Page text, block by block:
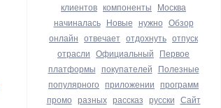
клиентов компоненты Москва
начиналась Новые нужно Обзор
онлайн отвечает отдохнуть отпуск
отрасли Официальный Первое
платформы покупателей Полезные
популярного приложении программ
промо разных рассказ русски Сайт